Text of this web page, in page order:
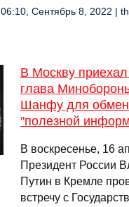
06:10, Сентябрь 8, 2022 |
В Москву
глава
Шанфу для
"полезной
В воскресенье, 16
Президент России
Путин в Кремле
встречу с